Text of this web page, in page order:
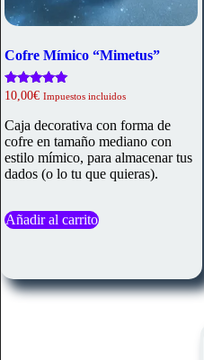
Cofre Mímico “Mimetus”
Valorado
5.00
de 5
10,00€ Impuestos incluidos
Caja decorativa con forma de
cofre en tamaño mediano con
estilo mímico, para almacenar tus
dados (o lo tu que quieras).
Añadir al carrito